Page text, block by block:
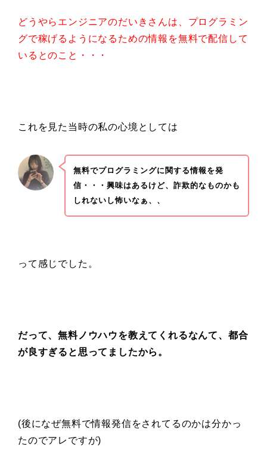
どうやらエンジニアのだいきさんは、プログラミン
グで稼げるようになるための情報を無料で配信して
いるとのこと・・・
これを見た当時の私の心境としては
無料でプログラミングに関する情報を発
信・・・興味はあるけど、詐欺的なものかも
しれないし怖いなぁ、、
って感じでした。
だって、無料ノウハウを教えてくれるなんて、都合
が良すぎると思ってましたから。
(後になぜ無料で情報発信をされてるのかは分かっ
たのでアレですが)